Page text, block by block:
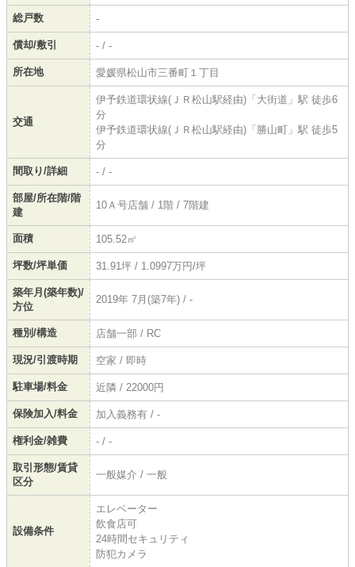
総戸数 -
償却/敷引 - / -
所在地 愛媛県松山市三番町１丁目
交通
伊予鉄道環状線(ＪＲ松山駅経由)「大街道」駅 徒歩6
分
伊予鉄道環状線(ＪＲ松山駅経由)「勝山町」駅 徒歩5
分
間取り/詳細 - / -
部屋/所在階/階
建
10Ａ号店舗 / 1階 / 7階建
面積 105.52㎡
坪数/坪単価 31.91坪 / 1.0997万円/坪
築年月(築年数)/
方位
2019年 7月(築7年) / -
種別/構造 店舗一部 / RC
現況/引渡時期 空家 / 即時
駐車場/料金 近隣 / 22000円
保険加入/料金 加入義務有 / -
権利金/雑費 - / -
取引形態/賃貸
区分
一般媒介 / 一般
設備条件
エレベーター
飲食店可
24時間セキュリティ
防犯カメラ